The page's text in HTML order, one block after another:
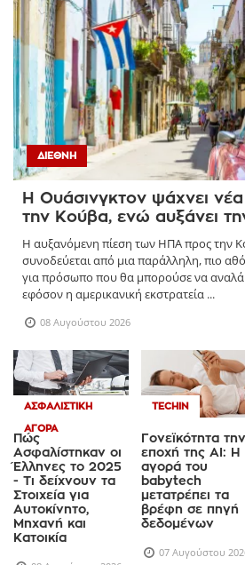
ΔΙΕΘΝΉ
Η Ουάσινγκτον ψάχνει νέα
την Κούβα, ενώ αυξάνει
Η αυξανόμενη πίεση των ΗΠΑ προς την
συνοδεύεται από μια παράλληλη, πιο
για πρόσωπο που θα μπορούσε να
εφόσον η αμερικανική εκστρατεία ...
08 Αυγούστου 2026
ΑΣΦΑΛΙΣΤΙΚΉ
ΑΓΟΡΆ
Πώς
Ασφαλίστηκαν οι
Έλληνες το 2025
- Τι δείχνουν τα
Στοιχεία για
Αυτοκίνητο,
Μηχανή και
Κατοικία
TECHIN
Γονεϊκότητα την
εποχή της AI: Η
αγορά του
babytech
μετατρέπει τα
βρέφη σε πηγή
δεδομένων
07 Αυγούστου